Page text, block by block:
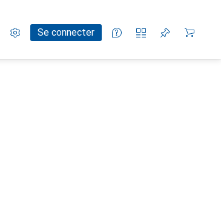
Paramètres
Compte clientSe connecter
Listes de comparaison
Listes d'envies
Panier